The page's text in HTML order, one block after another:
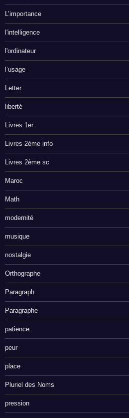
L’importance
l'intelligence
l'ordinateur
l’usage
Letter
liberté
Livres 1er
Livres 2ème info
Livres 2ème sc
Maroc
Math
modernité
musique
nostalgie
Orthographe
Paragraph
Paragraphe
patience
peur
place
Pluriel des Noms
pression